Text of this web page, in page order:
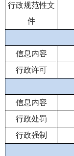
行政规范性文
件
信息内容
行政许可
信息内容
行政处罚
行政强制